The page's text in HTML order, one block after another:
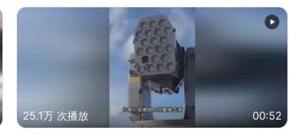
25.1万 次播放 00:52